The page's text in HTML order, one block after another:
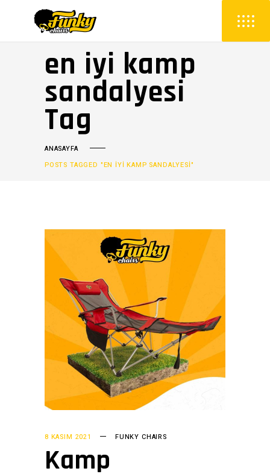
en iyi kamp
sandalyesi
Tag
ANASAYFA
POSTS TAGGED "EN IYI KAMP SANDALYESI"
8 KASIM 2021 FUNKY CHAIRS
Kamp